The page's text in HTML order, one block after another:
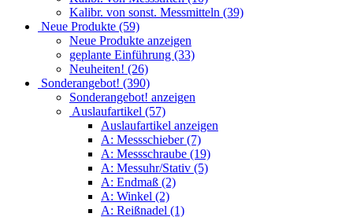
Kalibr. von sonst. Messmitteln (39)
Neue Produkte (59)
Neue Produkte anzeigen
geplante Einführung (33)
Neuheiten! (26)
Sonderangebot! (390)
Sonderangebot! anzeigen
Auslaufartikel (57)
Auslaufartikel anzeigen
A: Messschieber (7)
A: Messschraube (19)
A: Messuhr/Stativ (5)
A: Endmaß (2)
A: Winkel (2)
A: Reißnadel (1)